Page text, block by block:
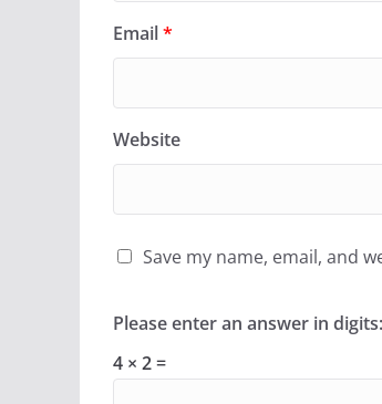
Email*
Website
Save my name, email, and
Please enter an answer in digits:
4 × 2 =